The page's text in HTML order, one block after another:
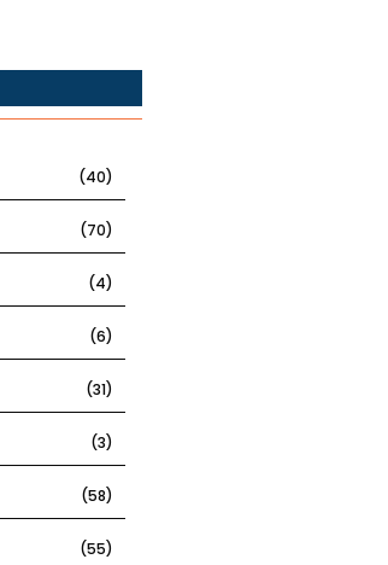
(40)
(70)
(4)
(6)
(31)
(3)
(58)
(55)